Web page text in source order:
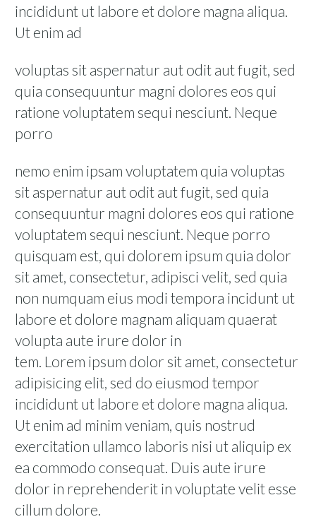
incididunt ut labore et dolore magna aliqua.
Ut enim ad
voluptas sit aspernatur aut odit aut fugit, sed
quia consequuntur magni dolores eos qui
ratione voluptatem sequi nesciunt. Neque
porro
nemo enim ipsam voluptatem quia voluptas
sit aspernatur aut odit aut fugit, sed quia
consequuntur magni dolores eos qui ratione
voluptatem sequi nesciunt. Neque porro
quisquam est, qui dolorem ipsum quia dolor
sit amet, consectetur, adipisci velit, sed quia
non numquam eius modi tempora incidunt ut
labore et dolore magnam aliquam quaerat
volupta aute irure dolor in
tem. Lorem ipsum dolor sit amet, consectetur
adipisicing elit, sed do eiusmod tempor
incididunt ut labore et dolore magna aliqua.
Ut enim ad minim veniam, quis nostrud
exercitation ullamco laboris nisi ut aliquip ex
ea commodo consequat. Duis aute irure
dolor in reprehenderit in voluptate velit esse
cillum dolore.